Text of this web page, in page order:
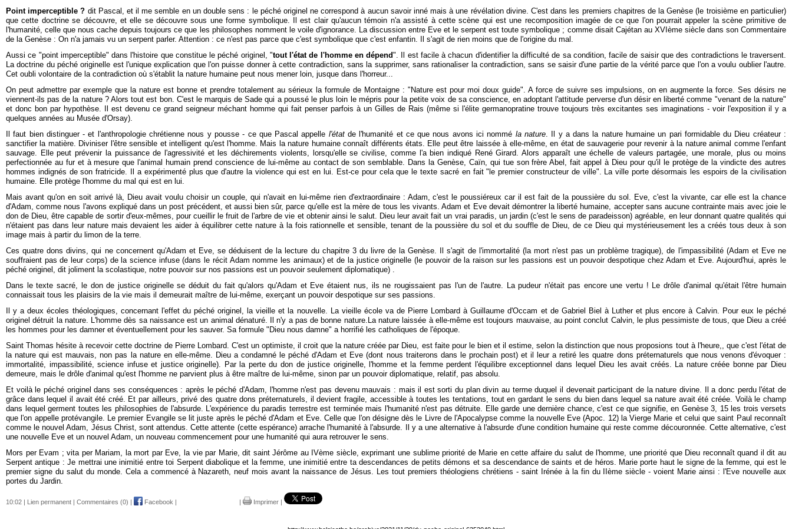
Point imperceptible ? dit Pascal, et il me semble en un double sens : le péché originel ne correspond à aucun savoir inné mais à une révélation divine. C'est dans les premiers chapitres de la Genèse (le troisième en particulier)
que cette doctrine se découvre, et elle se découvre sous une forme symbolique. Il est clair qu'aucun témoin n'a assisté à cette scène qui est une recomposition imagée de ce que l'on pourrait appeler la scène primitive de
l'humanité, celle que nous cache depuis toujours ce que les philosophes nomment le voile d'ignorance. La discussion entre Eve et le serpent est toute symbolique ; comme disait Cajétan au XVIème siècle dans son Commentaire
de la Genèse : On n'a jamais vu un serpent parler. Attention : ce n'est pas parce que c'est symbolique que c'est enfantin. Il s'agit de rien moins que de l'origine du mal.
Aussi ce "point imperceptible" dans l'histoire que constitue le péché originel, "tout l'état de l'homme en dépend". Il est facile à chacun d'identifier la difficulté de sa condition, facile de saisir que des contradictions le traversent.
La doctrine du péché originelle est l'unique explication que l'on puisse donner à cette contradiction, sans la supprimer, sans rationaliser la contradiction, sans se saisir d'une partie de la vérité parce que l'on a voulu oublier l'autre.
Cet oubli volontaire de la contradiction où s'établit la nature humaine peut nous mener loin, jusque dans l'horreur...
On peut admettre par exemple que la nature est bonne et prendre totalement au sérieux la formule de Montaigne : "Nature est pour moi doux guide". A force de suivre ses impulsions, on en augmente la force. Ses désirs ne
viennent-ils pas de la nature ? Alors tout est bon. C'est le marquis de Sade qui a poussé le plus loin le mépris pour la petite voix de sa conscience, en adoptant l'attitude perverse d'un désir en liberté comme "venant de la nature"
et donc bon par hypothèse. Il est devenu ce grand seigneur méchant homme qui fait penser parfois à un Gilles de Rais (même si l'élite germanopratine trouve toujours très excitantes ses imaginations - voir l'exposition il y a
quelques années au Musée d'Orsay).
Il faut bien distinguer - et l'anthropologie chrétienne nous y pousse - ce que Pascal appelle l'étatde l'humanité et ce que nous avons ici nommé la nature. Il y a dans la nature humaine un pari formidable du Dieu créateur :
sanctifier la matière. Diviniser l'être sensible et intelligent qu'est l'homme. Mais la nature humaine connaît différents états. Elle peut être laissée à elle-même, en état de sauvagerie pour revenir à la nature animal comme l'enfant
sauvage. Elle peut prévenir la puissance de l'agressivité et les déchirements violents, lorsqu'elle se civilise, comme l'a bien indiqué René Girard. Alors apparaît une échelle de valeurs partagée, une morale, plus ou moins
perfectionnée au fur et à mesure que l'animal humain prend conscience de lui-même au contact de son semblable. Dans la Genèse, Caïn, qui tue son frère Abel, fait appel à Dieu pour qu'il le protège de la vindicte des autres
hommes indignés de son fratricide. Il a expérimenté plus que d'autre la violence qui est en lui. Est-ce pour cela que le texte sacré en fait "le premier constructeur de ville". La ville porte désormais les espoirs de la civilisation
humaine. Elle protège l'homme du mal qui est en lui.
Mais avant qu'on en soit arrivé là, Dieu avait voulu choisir un couple, qui n'avait en lui-même rien d'extraordinaire : Adam, c'est le poussiéreux car il est fait de la poussière du sol. Eve, c'est la vivante, car elle est la chance
d'Adam, comme nous l'avons expliqué dans un post précédent, et aussi bien sûr, parce qu'elle est la mère de tous les vivants. Adam et Eve devait démontrer la liberté humaine, accepter sans aucune contrainte mais avec joie le
don de Dieu, être capable de sortir d'eux-mêmes, pour cueillir le fruit de l'arbre de vie et obtenir ainsi le salut. Dieu leur avait fait un vrai paradis, un jardin (c'est le sens de paradeisson) agréable, en leur donnant quatre qualités qui
n'étaient pas dans leur nature mais devaient les aider à équilibrer cette nature à la fois rationnelle et sensible, tenant de la poussière du sol et du souffle de Dieu, de ce Dieu qui mystérieusement les a créés tous deux à son
image mais à partir du limon de la terre.
Ces quatre dons divins, qui ne concernent qu'Adam et Eve, se déduisent de la lecture du chapitre 3 du livre de la Genèse. Il s'agit de l'immortalité (la mort n'est pas un problème tragique), de l'impassibilité (Adam et Eve ne
souffraient pas de leur corps) de la science infuse (dans le récit Adam nomme les animaux) et de la justice originelle (le pouvoir de la raison sur les passions est un pouvoir despotique chez Adam et Eve. Aujourd'hui, après le
péché originel, dit joliment la scolastique, notre pouvoir sur nos passions est un pouvoir seulement diplomatique) .
Dans le texte sacré, le don de justice originelle se déduit du fait qu'alors qu'Adam et Eve étaient nus, ils ne rougissaient pas l'un de l'autre. La pudeur n'était pas encore une vertu ! Le drôle d'animal qu'était l'être humain
connaissait tous les plaisirs de la vie mais il demeurait maître de lui-même, exerçant un pouvoir despotique sur ses passions.
Il y a deux écoles théologiques, concernant l'effet du péché originel, la vieille et la nouvelle. La vieille école va de Pierre Lombard à Guillaume d'Occam et de Gabriel Biel à Luther et plus encore à Calvin. Pour eux le péché
originel détruit la nature. L'homme dès sa naissance est un animal dénaturé. Il n'y a pas de bonne nature.La nature laissée à elle-même est toujours mauvaise, au point conclut Calvin, le plus pessimiste de tous, que Dieu a créé
les hommes pour les damner et éventuellement pour les sauver. Sa formule "Dieu nous damne" a horrifié les catholiques de l'époque.
Saint Thomas hésite à recevoir cette doctrine de Pierre Lombard. C'est un optimiste, il croit que la nature créée par Dieu, est faite pour le bien et il estime, selon la distinction que nous proposions tout à l'heure,, que c'est l'état de
la nature qui est mauvais, non pas la nature en elle-même. Dieu a condamné le péché d'Adam et Eve (dont nous traiterons dans le prochain post) et il leur a retiré les quatre dons préternaturels que nous venons d'évoquer :
immortalité, impassibilité, science infuse et justice originelle). Par la perte du don de justice originelle, l'homme et la femme perdent l'équilibre exceptionnel dans lequel Dieu les avait créés. La nature créée bonne par Dieu
demeure, mais le drôle d'animal qu'est l'homme ne parvient plus à être maître de lui-même, sinon par un pouvoir diplomatique, relatif, pas absolu.
Et voilà le péché originel dans ses conséquences : après le péché d'Adam, l'homme n'est pas devenu mauvais : mais il est sorti du plan divin au terme duquel il devenait participant de la nature divine. Il a donc perdu l'état de
grâce dans lequel il avait été créé. Et par ailleurs, privé des quatre dons préternaturels, il devient fragile, accessible à toutes les tentations, tout en gardant le sens du bien dans lequel sa nature avait été créée. Voilà le champ
dans lequel germent toutes les philosophies de l'absurde. L'expérience du paradis terrestre est terminée mais l'humanité n'est pas détruite. Elle garde une dernière chance, c'est ce que signifie, en Genèse 3, 15 les trois versets
que l'on appelle protévangile. Le premier Evangile se lit juste après le péché d'Adam et Eve. Celle que l'on désigne dès le Livre de l'Apocalypse comme la nouvelle Eve (Apoc. 12) la Vierge Marie et celui que saint Paul reconnaît
comme le nouvel Adam, Jésus Christ, sont attendus. Cette attente (cette espérance) arrache l'humanité à l'absurde. Il y a une alternative à l'absurde d'une condition humaine qui reste comme découronnée. Cette alternative, c'est
une nouvelle Eve et un nouvel Adam, un nouveau commencement pour une humanité qui aura retrouver le sens.
Mors per Evam ; vita per Mariam, la mort par Eve, la vie par Marie, dit saint Jérôme au IVème siècle, exprimant une sublime priorité de Marie en cette affaire du salut de l'homme, une priorité que Dieu reconnaît quand il dit au
Serpent antique : Je mettrai une inimitié entre toi Serpent diabolique et la femme, une inimitié entre ta descendances de petits démons et sa descendance de saints et de héros. Marie porte haut le signe de la femme, qui est le
premier signe du salut du monde. Cela a commencé à Nazareth, neuf mois avant la naissance de Jésus. Les tout premiers théologiens chrétiens - saint Irénée à la fin du IIème siècle - voient Marie ainsi : l'Eve nouvelle aux
portes du Jardin.
10:02 | Lien permanent | Commentaires (0) | Facebook | | Imprimer |